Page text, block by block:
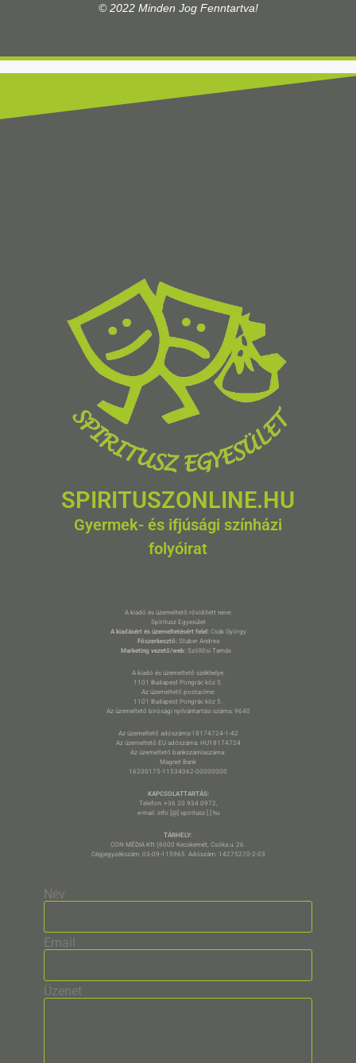
© 2022 Minden Jog Fenntartva!
SPIRITUSZONLINE.HU
Gyermek- és ifjúsági színházi
folyóirat
A kiadó és üzemeltető rövidített neve:
Spiritusz Egyesület
A kiadásért és üzemeltetésért felel:Csák György
Főszerkesztő:Stuber Andrea
Marketing vezető/web: Szöllősi Tamás *
A kiadó és üzemeltető székhelye:
1101 Budapest Pongrác köz 5.
Az üzemeltető postacíme:
1101 Budapest Pongrác köz 5.
Az üzemeltető bírósági nyilvántartási száma: 9640
Az üzemeltető adószáma:18174724-1-42
Az üzemeltető EU adószáma: HU18174724
Az üzemeltető bankszámlaszáma:
Magnet Bank
16200175-11534062-00000000
KAPCSOLATTARTÁS:
Telefon: +36 20 934 0972,
e-mail: info [@] spiritusz [.] hu
TÁRHELY:
CON MÉDIA Kft (6000 Kecskemét, Csóka u. 26.
Cégjegyzékszám: 03-09-115965. Adószám: 14275270-2-03
Név
Email
Üzenet